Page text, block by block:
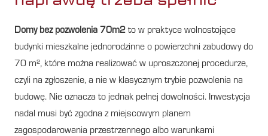
Domy bez pozwolenia 70m2 to w praktyce wolnostojące
budynki mieszkalne jednorodzinne o powierzchni zabudowy do
70 m², które można realizować w uproszczonej procedurze,
czyli na zgłoszenie, a nie w klasycznym trybie pozwolenia na
budowę. Nie oznacza to jednak pełnej dowolności. Inwestycja
nadal musi być zgodna z miejscowym planem
zagospodarowania przestrzennego albo warunkami